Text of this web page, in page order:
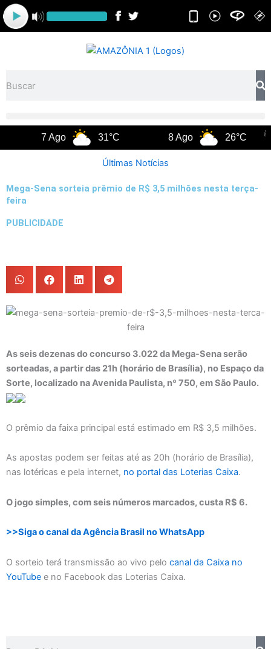
para
o
31°C 26°C
Últimas Notícias
Mega-Sena sorteia prêmio de R$ 3,5 milhões nesta terça-
feira
PUBLICIDADE
As seis dezenas do concurso 3.022 da Mega-Sena serão
sorteadas, a partir das 21h (horário de Brasília), no Espaço da
Sorte, localizado na Avenida Paulista, nº 750, em São Paulo.
O prêmio da faixa principal está estimado em R$ 3,5 milhões.
As apostas podem ser feitas até as 20h (horário de Brasília),
nas lotéricas e pela internet, no portal das Loterias Caixa.
O jogo simples, com seis números marcados, custa R$ 6.
>>Siga o canal da Agência Brasil no WhatsApp
O sorteio terá transmissão ao vivo pelo canal da Caixa no
YouTube e no Facebook das Loterias Caixa.